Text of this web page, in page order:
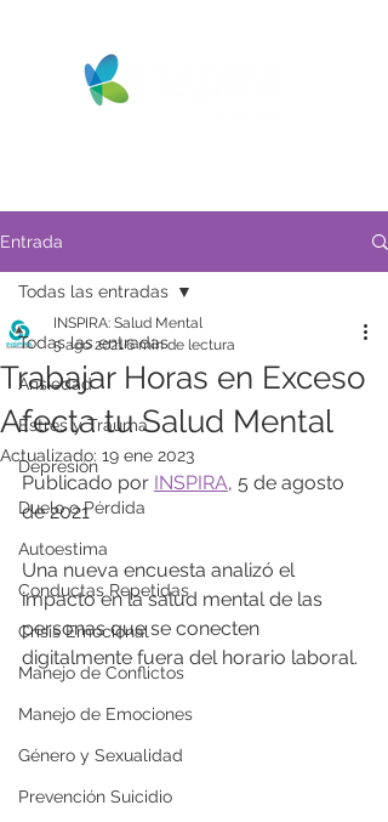
Entrada
Todas las entradas
Ansiedad
Estrés y Trauma
Depresión
Duelo o Pérdida
Autoestima
Conductas Repetidas
Crisis Emocional
Manejo de Conflictos
Manejo de Emociones
Género y Sexualidad
Prevención Suicidio
Todas las entradas
Trabajar Horas en Exceso
Afecta tu Salud Mental
INSPIRA: Salud Mental
5 ago 20216 min de lectura
Actualizado: 19 ene 2023
Publicado por INSPIRA, 5 de agosto
de 2021
Una nueva encuesta analizó el
impacto en la salud mental de las
personas que se conecten
digitalmente fuera del horario laboral.